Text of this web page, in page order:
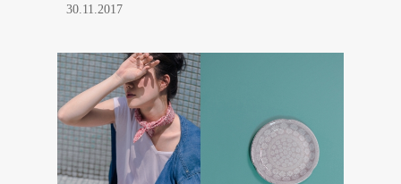
30.11.2017